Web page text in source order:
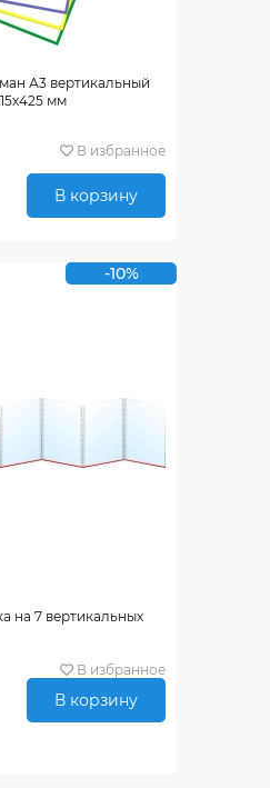
А3 вертикальный
мм
В избранное
В корзину
-10%
на 7 вертикальных
В избранное
В корзину